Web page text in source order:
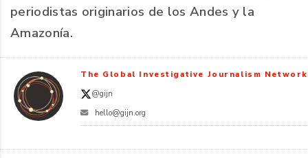
periodistas originarios de los Andes y la
Amazonía.
The Global Investigative Journalism Network
@gijn
hello@gijn.org